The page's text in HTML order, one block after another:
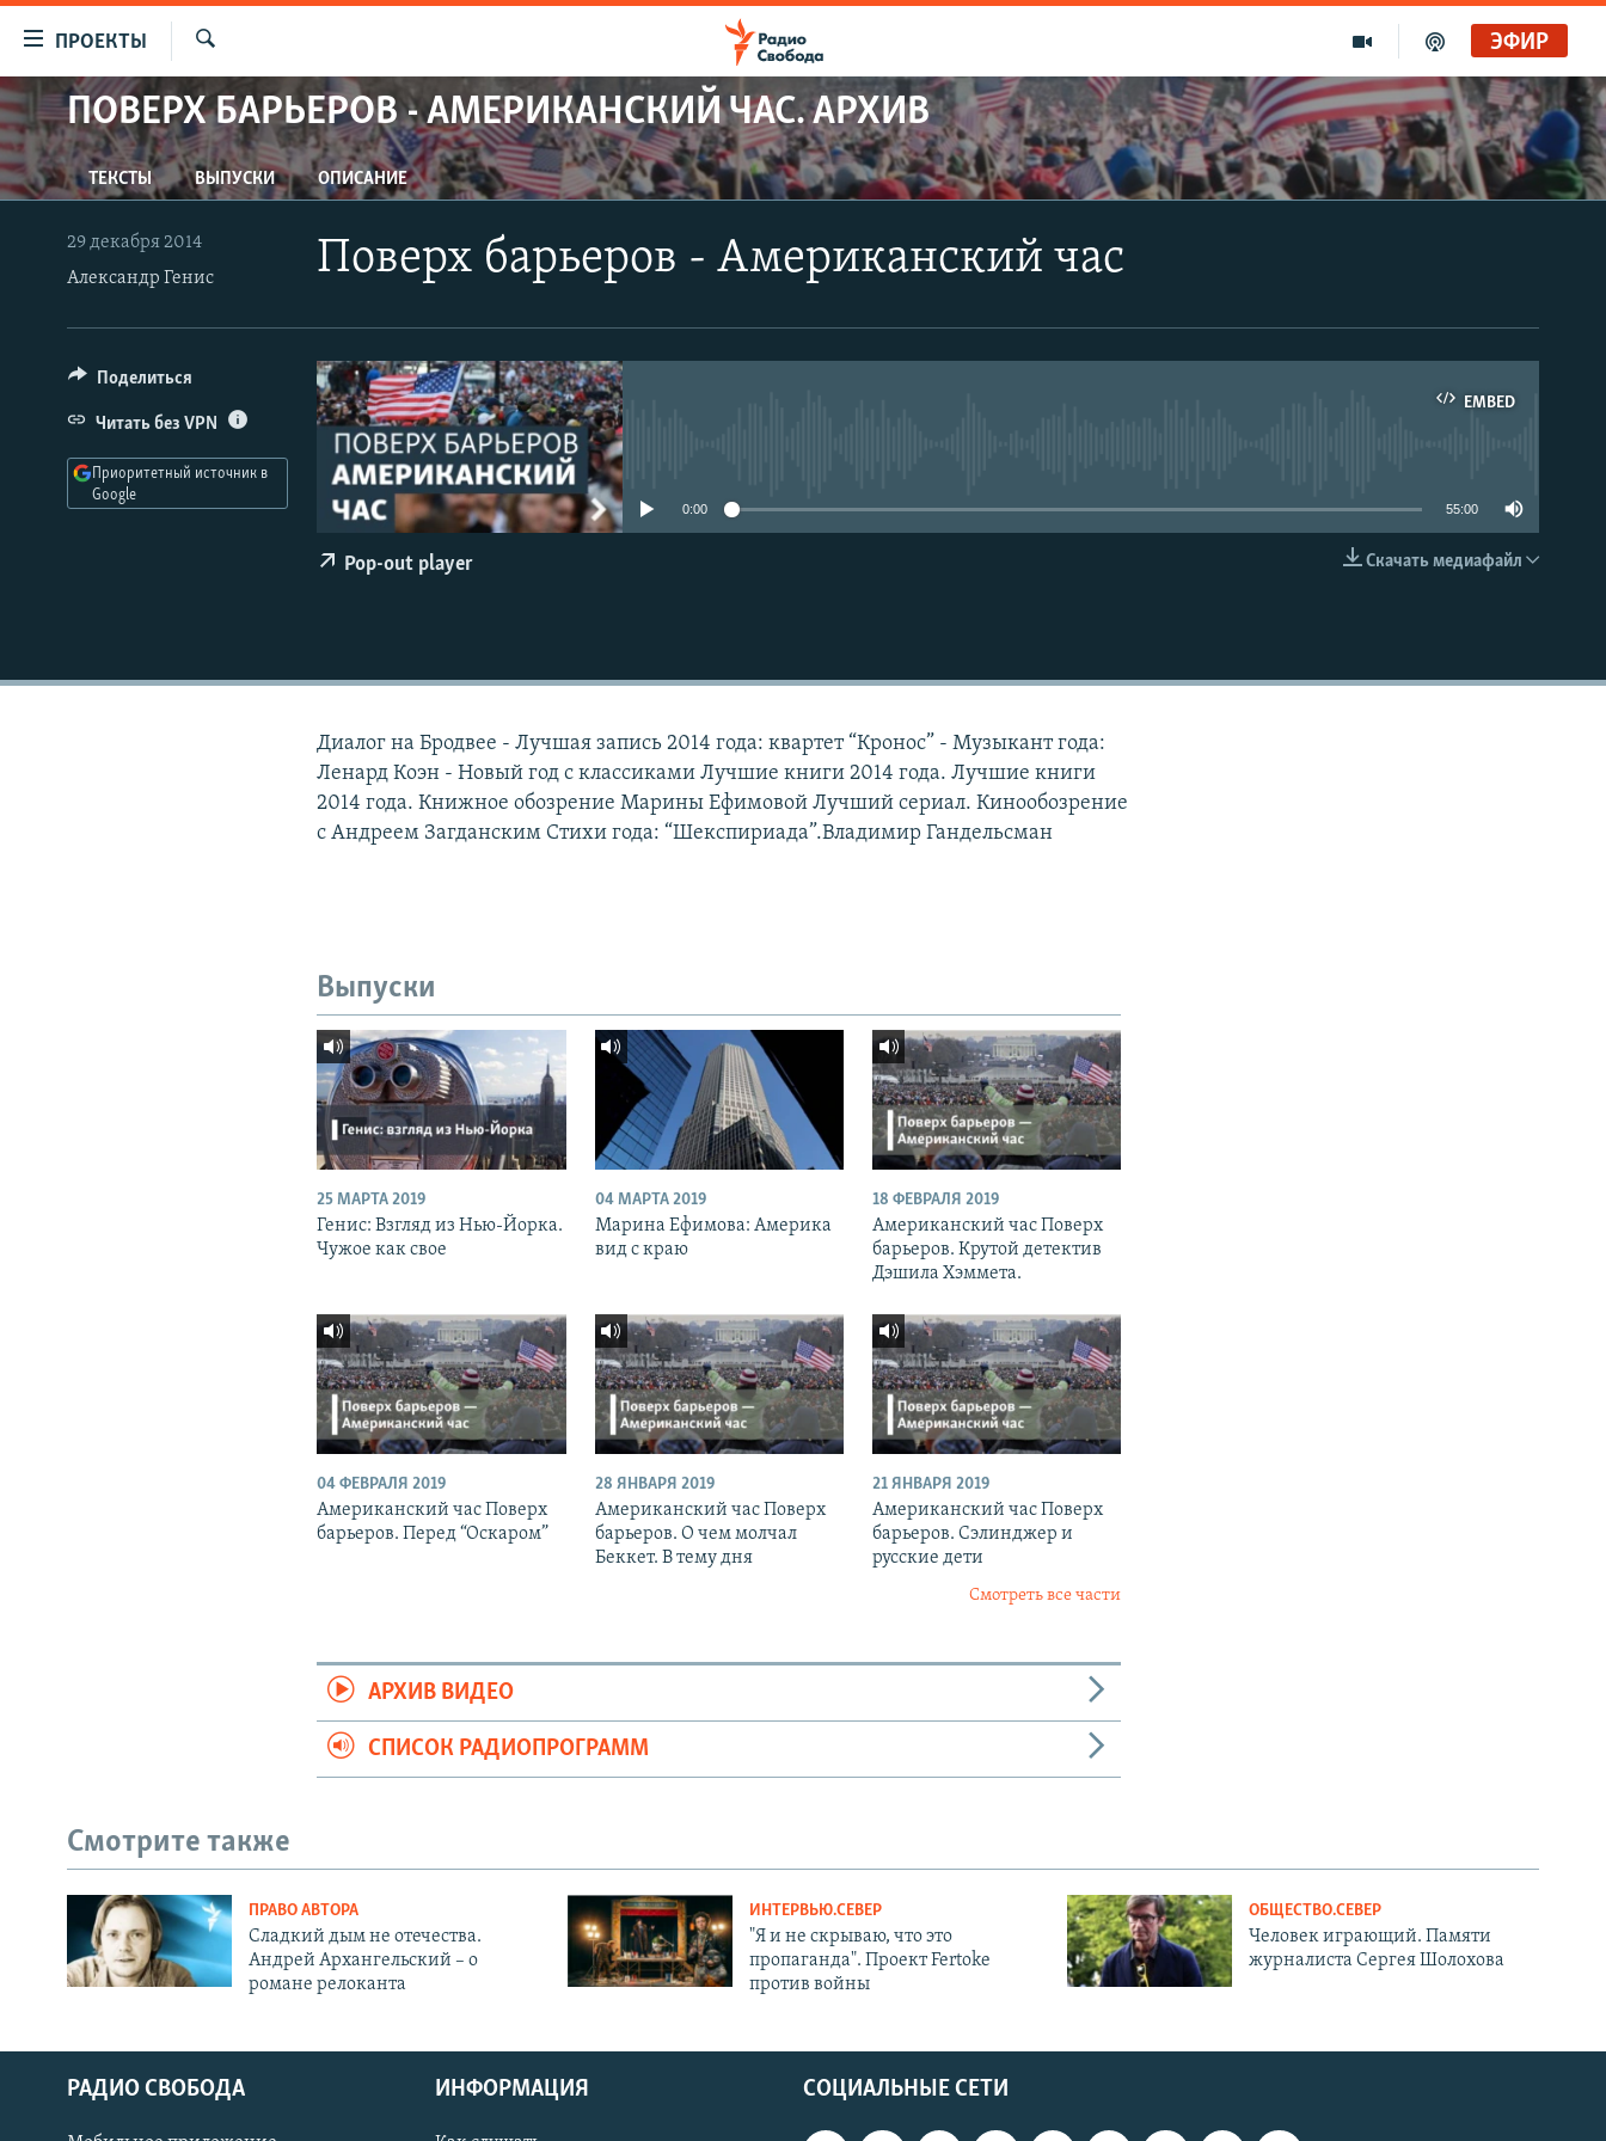
упрощенного
доступа
Вернуться
к
основному
содержанию
навигации
Вернутся
ПРОЕКТЫ
ПРОГРАММЫ
ПОДКАСТЫ
АВТОРСКИЕ ПРОЕКТЫ
ЦИТАТЫ СВОБОДЫ
МНЕНИЯ
КУЛЬТУРА
IDEL.РЕАЛИИ
КАВКАЗ.РЕАЛИИ
СЕВЕР.РЕАЛИИ
СИБИРЬ.РЕАЛИИ
Искать
ЭФИР
ПОВЕРХ БАРЬЕРОВ - АМЕРИКАНСКИЙ ЧАС. АРХИВ
ТЕКСТЫ ВЫПУСКИ ОПИСАНИЕ
Поверх барьеров - Американский час
29 декабря 2014
Александр Генис
EMBED
EMBED
0:00 55:00
Скачать медиафайл
Pop-out player
Поделиться
Читать без VPN
Приоритетный источник в
Google
Диалог на Бродвее - Лучшая запись 2014 года: квартет “Кронос” - Музыкант года:
Ленард Коэн - Новый год с классиками Лучшие книги 2014 года. Лучшие книги
2014 года. Книжное обозрение Марины Ефимовой Лучший сериал. Кинообозрение
с Андреем Загданским Стихи года: “Шекспириада”.Владимир Гандельсман
Выпуски
25 МАРТА 2019
Генис: Взгляд из Нью-Йорка.
Чужое как свое
04 МАРТА 2019
Марина Ефимова: Америка
вид с краю
18 ФЕВРАЛЯ 2019
Американский час Поверх
барьеров. Крутой детектив
Дэшила Хэммета.
04 ФЕВРАЛЯ 2019
Американский час Поверх
барьеров. Перед “Оскаром”
28 ЯНВАРЯ 2019
Американский час Поверх
барьеров. О чем молчал
Беккет. В тему дня
21 ЯНВАРЯ 2019
Американский час Поверх
барьеров. Сэлинджер и
русские дети
Смотреть все части
АРХИВ ВИДЕО
СПИСОК РАДИОПРОГРАММ
Смотрите также
ПРАВО АВТОРА
Сладкий дым не отечества.
Андрей Архангельский – о
романе релоканта
ИНТЕРВЬЮ.СЕВЕР
"Я и не скрываю, что это
пропаганда". Проект Fertoke
против войны
ОБЩЕСТВО.СЕВЕР
Человек играющий. Памяти
журналиста Сергея Шолохова
СОЦИАЛЬНЫЕ СЕТИ
РАДИО СВОБОДА ИНФОРМАЦИЯ